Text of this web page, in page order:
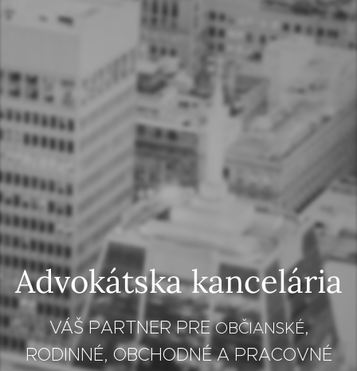
Advokátska kancelária
VÁŠ PARTNER PREOBČIANSKÉ,
RODINNÉ, OBCHODNÉ A PRACOVNÉ